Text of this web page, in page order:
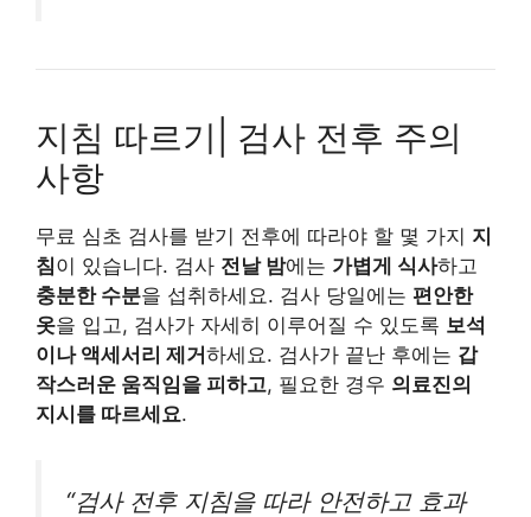
지침 따르기| 검사 전후 주의
사항
무료 심초 검사를 받기 전후에 따라야 할 몇 가지 지
침이 있습니다. 검사 전날 밤에는 가볍게 식사하고
충분한 수분을 섭취하세요. 검사 당일에는 편안한
옷을 입고, 검사가 자세히 이루어질 수 있도록 보석
이나 액세서리 제거 하세요. 검사가 끝난 후에는 갑
작스러운 움직임을 피하고, 필요한 경우 의료진의
지시를 따르세요.
“검사 전후 지침을 따라 안전하고 효과